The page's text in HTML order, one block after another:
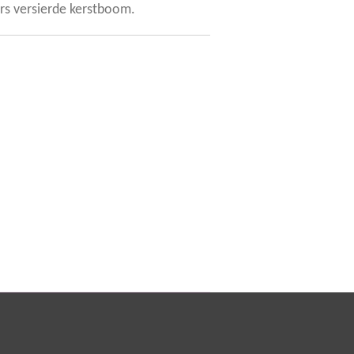
versierde kerstboom.